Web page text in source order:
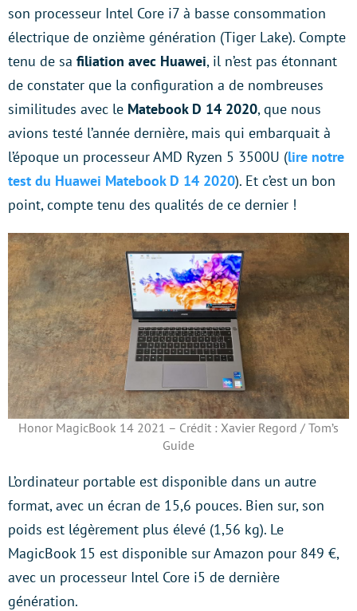
son processeur Intel Core i7 à basse consommation
électrique de onzième génération (Tiger Lake). Compte
tenu de sa filiation avec Huawei, il n’est pas étonnant
de constater que la configuration a de nombreuses
similitudes avec le Matebook D 14 2020, que nous
avions testé l’année dernière, mais qui embarquait à
l’époque un processeur AMD Ryzen 5 3500U (lire notre
test du Huawei Matebook D 14 2020). Et c’est un bon
point, compte tenu des qualités de ce dernier !
Honor MagicBook 14 2021 – Crédit : Xavier Regord / Tom’s
Guide
L’ordinateur portable est disponible dans un autre
format, avec un écran de 15,6 pouces. Bien sur, son
poids est légèrement plus élevé (1,56 kg). Le
MagicBook 15 est disponible sur Amazon pour 849 €,
avec un processeur Intel Core i5 de dernière
génération.